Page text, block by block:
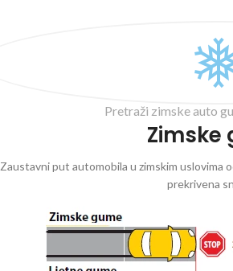
Pretraži zimske auto
Zimske
Zaustavni put automobila u zimskim uslovima
prekrivena